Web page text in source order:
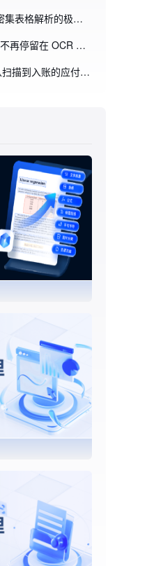
当一页A4塞进5000个字：密集表格解析的极限挑战
长文档智能解析：让长文档不再停留在 OCR 文本层，而是进入可消费的数据层（附GitHub项目地址）
电子发票OCR识别实战：从扫描到入账的应付账款自动化方案